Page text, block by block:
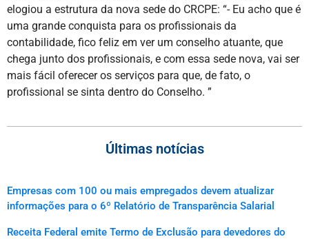
elogiou a estrutura da nova sede do CRCPE: “- Eu acho que é
uma grande conquista para os profissionais da
contabilidade, fico feliz em ver um conselho atuante, que
chega junto dos profissionais, e com essa sede nova, vai ser
mais fácil oferecer os serviços para que, de fato, o
profissional se sinta dentro do Conselho. ”
Últimas notícias
Empresas com 100 ou mais empregados devem atualizar
informações para o 6º Relatório de Transparência Salarial
Receita Federal emite Termo de Exclusão para devedores do